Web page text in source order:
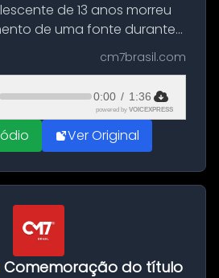
de 13 anos morreu
de uma fonte durante
pelo título da Copa do
pela Espanha, em
província de Salamanca,
cm7brasil.com
0:00 / 1:36
powered by VOICEXPRESS
Ver Original
Comemoração do título